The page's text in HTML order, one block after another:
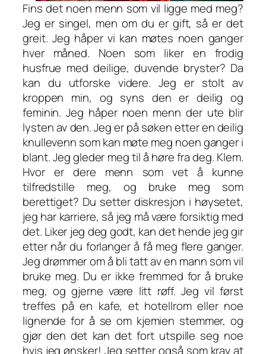
Fins det noen menn som vil ligge med meg?
Jeg er singel, men om du er gift, så er det
greit. Jeg håper vi kan møtes noen ganger
hver måned. Noen som liker en frodig
husfrue med deilige, duvende bryster? Da
kan du utforske videre. Jeg er stolt av
kroppen min, og syns den er deilig og
feminin. Jeg håper noen menn der ute blir
lysten av den. Jeg er på søken etter en deilig
knullevenn som kan møte meg noen ganger i
blant. Jeg gleder meg til å høre fra deg. Klem.
Hvor er dere menn som vet å kunne
tilfredstille meg, og bruke meg som
berettiget? Du setter diskresjon i høysetet,
jeg har karriere, så jeg må være forsiktig med
det. Liker jeg deg godt, kan det hende jeg gir
etter når du forlanger å få meg flere ganger.
Jeg drømmer om å bli tatt av en mann som vil
bruke meg. Du er ikke fremmed for å bruke
meg, og gjerne være litt røff. Jeg vil først
treffes på en kafe, et hotellrom eller noe
lignende for å se om kjemien stemmer, og
gjør den det kan det fort utspille seg noe
hvis jeg ønsker! Jeg setter også som krav at